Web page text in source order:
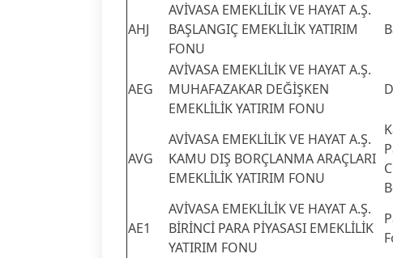
AHJ
AVİVASA EMEKLİLİK VE HAYAT A.Ş.
BAŞLANGIÇ EMEKLİLİK YATIRIM
FONU
AEG
AVİVASA EMEKLİLİK VE HAYAT A.Ş.
MUHAFAZAKAR DEĞİŞKEN
EMEKLİLİK YATIRIM FONU
AVG
AVİVASA EMEKLİLİK VE HAYAT A.Ş.
KAMU DIŞ BORÇLANMA ARAÇLARI
EMEKLİLİK YATIRIM FONU
AE1
AVİVASA EMEKLİLİK VE HAYAT A.Ş.
BİRİNCİ PARA PİYASASI EMEKLİLİK
YATIRIM FONU